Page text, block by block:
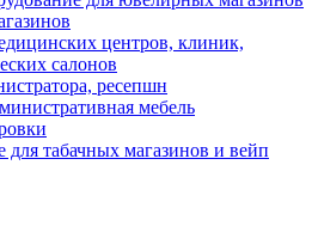
центров, клиник,
салонов
ресепшн
мебель
для табачных магазинов и вейп